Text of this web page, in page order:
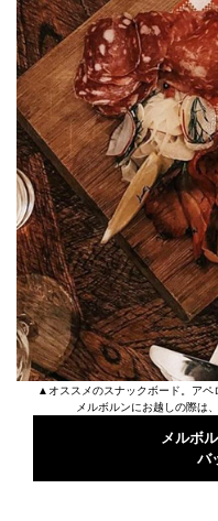
▲オススメのスナックボード。アペ
メルボルンにお越しの際は
メルボ
バ